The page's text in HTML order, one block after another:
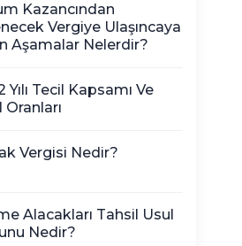
Kazancından
Vergiye Ulaşıncaya
Aşamalar Nelerdir?
Yılı Tecil Kapsamı Ve
Oranları
Vergisi Nedir?
Alacakları Tahsil Usul
Nedir?